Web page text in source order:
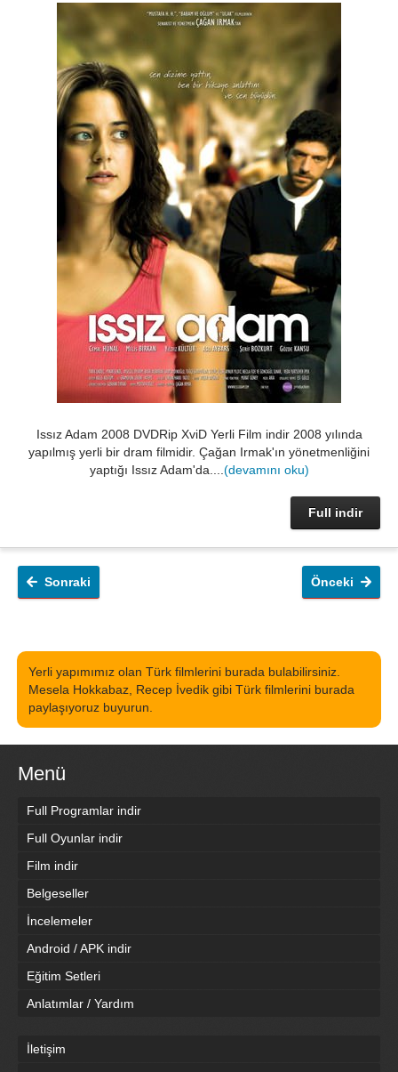
Issız Adam 2008 DVDRip XviD Yerli Film indir 2008 yılında
yapılmış yerli bir dram filmidir. Çağan Irmak'ın yönetmenliğini
yaptığı Issız Adam'da.... (devamını oku)
Full indir
Önceki
Sonraki
Yerli yapımımız olan Türk filmlerini burada bulabilirsiniz.
Mesela Hokkabaz, Recep İvedik gibi Türk filmlerini burada
paylaşıyoruz buyurun.
Menü
Full Programlar indir
Full Oyunlar indir
Film indir
Belgeseller
İncelemeler
Android / APK indir
Eğitim Setleri
Anlatımlar / Yardım
İletişim